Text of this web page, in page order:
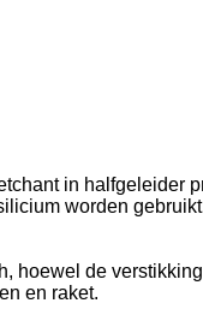
in halfgeleider
worden
hoewel de
en raket.